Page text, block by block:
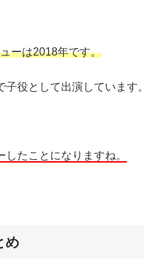
ーは2018年です。
子役として出演しています。
たことになりますね。
め